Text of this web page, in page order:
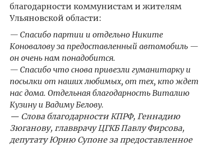
благодарности коммунистам и жителям
Ульяновской области:
— Спасибо партии и отдельно Никите
Коновалову за предоставленный автомобиль —
он очень нам понадобится.
— Спасибо что снова привезли гуманитарку и
посылки от наших любимых, от тех, кто ждет
нас дома. Отдельная благодарность Виталию
Кузину и Вадиму Белову.
— Слова благодарности КПРФ, Геннадию
Зюганову, главврачу ЦГКБ Павлу Фирсова,
депутату Юрию Супоне за предоставленное